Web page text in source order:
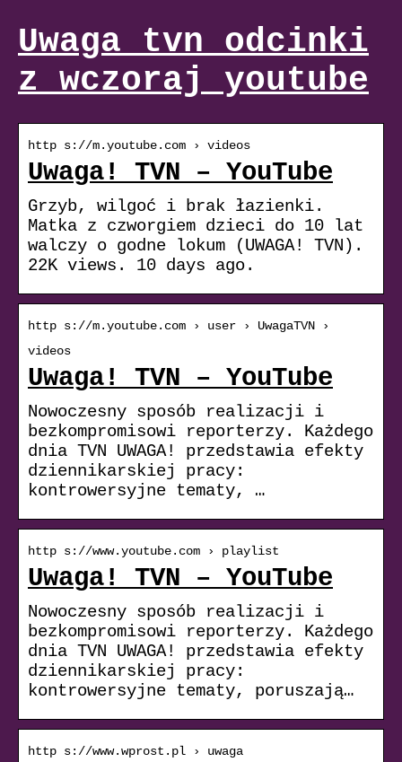
Uwaga tvn odcinki
z wczoraj youtube
http s://m.youtube.com › videos
Uwaga! TVN – YouTube
Grzyb, wilgoć i brak łazienki.
Matka z czworgiem dzieci do 10 lat
walczy o godne lokum (UWAGA! TVN).
22K views. 10 days ago.
http s://m.youtube.com › user › UwagaTVN ›
videos
Uwaga! TVN – YouTube
Nowoczesny sposób realizacji i
bezkompromisowi reporterzy. Każdego
dnia TVN UWAGA! przedstawia efekty
dziennikarskiej pracy:
kontrowersyjne tematy, …
http s://www.youtube.com › playlist
Uwaga! TVN – YouTube
Nowoczesny sposób realizacji i
bezkompromisowi reporterzy. Każdego
dnia TVN UWAGA! przedstawia efekty
dziennikarskiej pracy:
kontrowersyjne tematy, poruszają…
http s://www.wprost.pl › uwaga